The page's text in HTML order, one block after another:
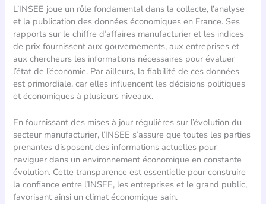
L’INSEE joue un rôle fondamental dans la collecte, l’analyse
et la publication des données économiques en France. Ses
rapports sur le chiffre d’affaires manufacturier et les indices
de prix fournissent aux gouvernements, aux entreprises et
aux chercheurs les informations nécessaires pour évaluer
l’état de l’économie. Par ailleurs, la fiabilité de ces données
est primordiale, car elles influencent les décisions politiques
et économiques à plusieurs niveaux.
En fournissant des mises à jour régulières sur l’évolution du
secteur manufacturier, l’INSEE s’assure que toutes les parties
prenantes disposent des informations actuelles pour
naviguer dans un environnement économique en constante
évolution. Cette transparence est essentielle pour construire
la confiance entre l’INSEE, les entreprises et le grand public,
favorisant ainsi un climat économique sain.